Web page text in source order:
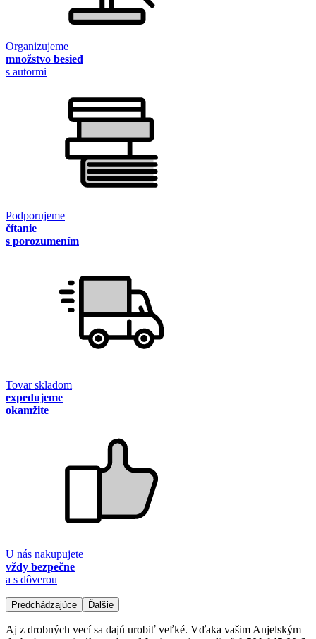
Organizujeme
množstvo besied
s autormi
Podporujeme
čítanie
s porozumením
Tovar skladom
expedujeme
okamžite
U nás nakupujete
vždy bezpečne
a s dôverou
Predchádzajúce Ďalšie
Aj z drobných vecí sa dajú urobiť veľké. Vďaka vašim Anjelským